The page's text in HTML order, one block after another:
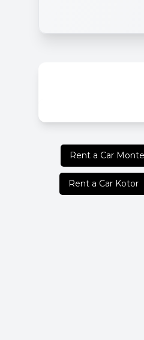
Rent a Car
Rent a Car Kotor